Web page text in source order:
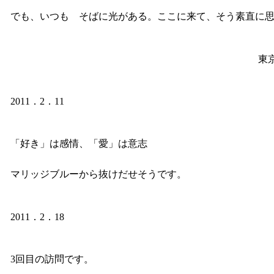
でも、いつも そばに光がある。ここに来て、そう素直に思
東
2011．2．11
「好き」は感情、「愛」は意志
マリッジブルーから抜けだせそうです。
2011．2．18
3回目の訪問です。